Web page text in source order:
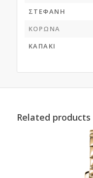
ΣΤΕΦΑΝΗ
ΚΟΡΩΝΑ
ΚΑΠΑΚΙ
Related products